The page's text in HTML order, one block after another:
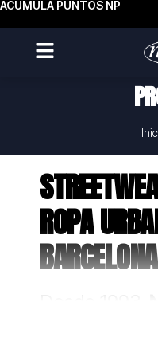
ACUMULA PUNTOS NP
ROPA
solo fabrica